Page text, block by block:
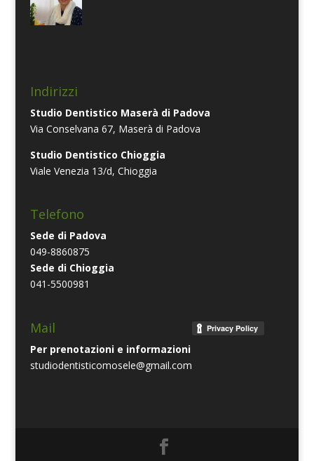
Indirizzi
Studio Dentistico Maserà di Padova
Via Conselvana 67, Maserà di Padova
Studio Dentistico Chioggia
Viale Venezia 13/d, Chioggia
Telefono
Sede di Padova
049-8860875
Sede di Chioggia
041-5500981
Mail
Per prenotazioni e informazioni
studiodentisticomosele@gmail.com